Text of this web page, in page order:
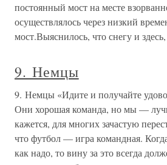
постоянный мост на месте
осуществлялось через низкий
мост.Выяснилось, что снегу и
9. Немцы
9. Немцы «Идите и получайте
Они хорошая команда, но мы —
кажется, для многих зачастую
что футбол — игра командная.
как надо, то вину за это всегда